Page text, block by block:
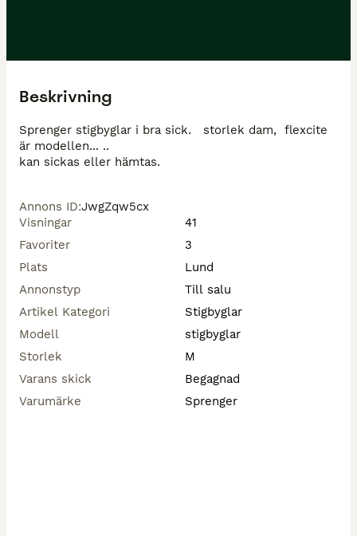
Beskrivning
Sprenger stigbyglar i bra sick.   storlek dam,  flexcite
är modellen... ..
Annons ID:JwgZqw5cx
Visningar
41
Favoriter
3
Plats
Lund
Annonstyp
Till salu
Artikel Kategori
Stigbyglar
Modell
stigbyglar
Storlek
M
Varans skick
Begagnad
Varumärke
Sprenger